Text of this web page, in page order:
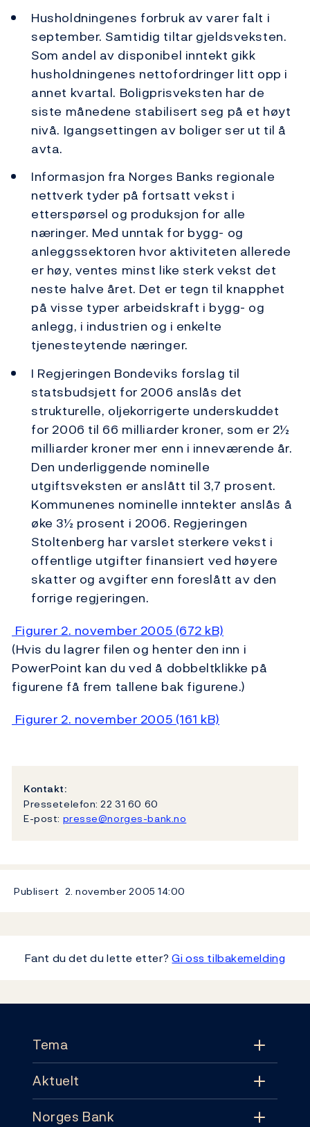
Husholdningenes forbruk av varer falt i
september. Samtidig tiltar gjeldsveksten.
Som andel av disponibel inntekt gikk
husholdningenes nettofordringer litt opp i
annet kvartal. Boligprisveksten har de
siste månedene stabilisert seg på et høyt
nivå. Igangsettingen av boliger ser ut til å
avta.
Informasjon fra Norges Banks regionale
nettverk tyder på fortsatt vekst i
etterspørsel og produksjon for alle
næringer. Med unntak for bygg- og
anleggssektoren hvor aktiviteten allerede
er høy, ventes minst like sterk vekst det
neste halve året. Det er tegn til knapphet
på visse typer arbeidskraft i bygg- og
anlegg, i industrien og i enkelte
tjenesteytende næringer.
I Regjeringen Bondeviks forslag til
statsbudsjett for 2006 anslås det
strukturelle, oljekorrigerte underskuddet
for 2006 til 66 milliarder kroner, som er 2½
milliarder kroner mer enn i inneværende år.
Den underliggende nominelle
utgiftsveksten er anslått til 3,7 prosent.
Kommunenes nominelle inntekter anslås å
øke 3½ prosent i 2006. Regjeringen
Stoltenberg har varslet sterkere vekst i
offentlige utgifter finansiert ved høyere
skatter og avgifter enn foreslått av den
forrige regjeringen.
Figurer 2. november 2005 (672 kB)
(Hvis du lagrer filen og henter den inn i
PowerPoint kan du ved å dobbeltklikke på
figurene få frem tallene bak figurene.)
Figurer 2. november 2005 (161 kB)
Kontakt:
Pressetelefon: 22 31 60 60
E-post: presse@norges-bank.no
Publisert 2. november 200514:00
Fant du det du lette etter?Gi oss tilbakemelding
Tema
Tema
Aktuelt
Aktuelt
Norges Bank